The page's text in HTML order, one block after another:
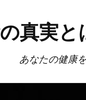
真実
あなたの健康